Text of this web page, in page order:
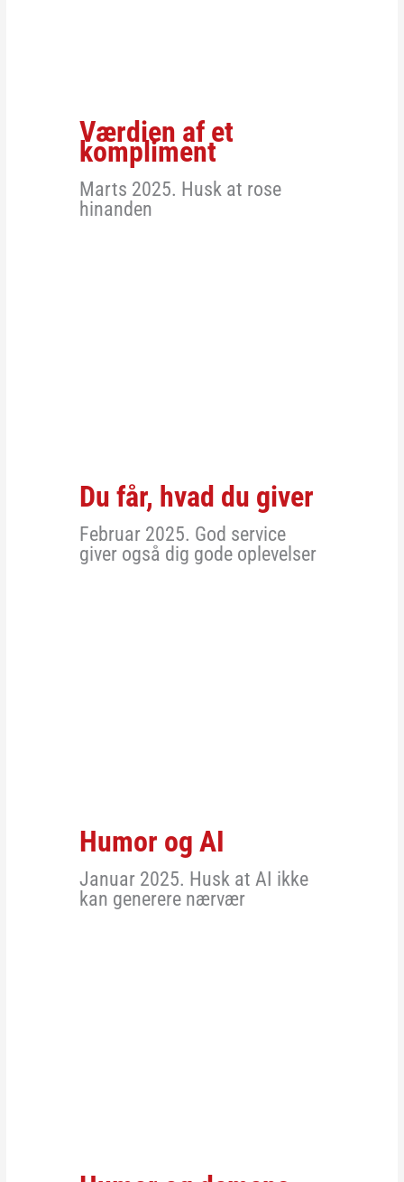
Værdien af et
kompliment
Marts 2025. Husk at rose
hinanden
Du får, hvad du giver
Februar 2025. God service
giver også dig gode oplevelser
Humor og AI
Januar 2025. Husk at AI ikke
kan generere nærvær